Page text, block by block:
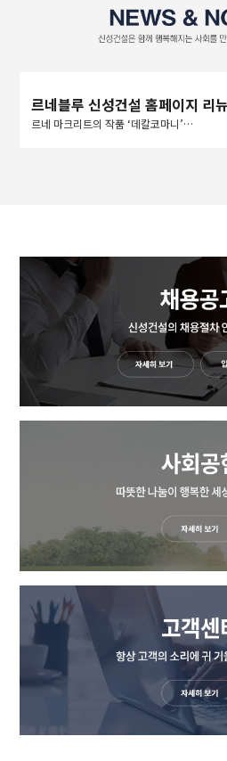
르네 마크리트의 작품 ‘데칼코마니’처럼 사람과 사람, 도시와 도시를 연결하여 더 나은 세상을 만들어간다는 의미도 내포한다